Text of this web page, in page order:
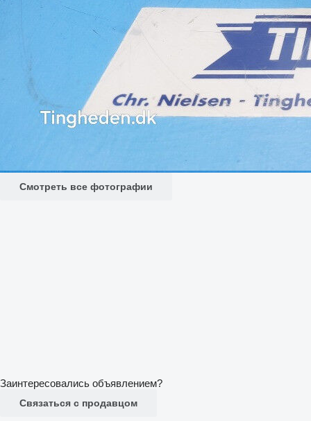
Смотреть все фотографии
Заинтересовались объявлением?
Связаться с продавцом